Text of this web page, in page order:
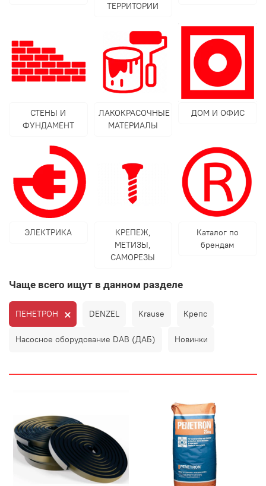
ТЕРРИТОРИИ
СТЕНЫ И
ФУНДАМЕНТ
ЛАКОКРАСОЧНЫЕ
МАТЕРИАЛЫ
ДОМ И ОФИС
ЭЛЕКТРИКА
КРЕПЕЖ,
МЕТИЗЫ,
САМОРЕЗЫ
Каталог по
брендам
Чаще всего ищут в данном разделе
ПЕНЕТРОН DENZEL Krause Крепс
Насосное оборудование DAB (ДАБ) Новинки